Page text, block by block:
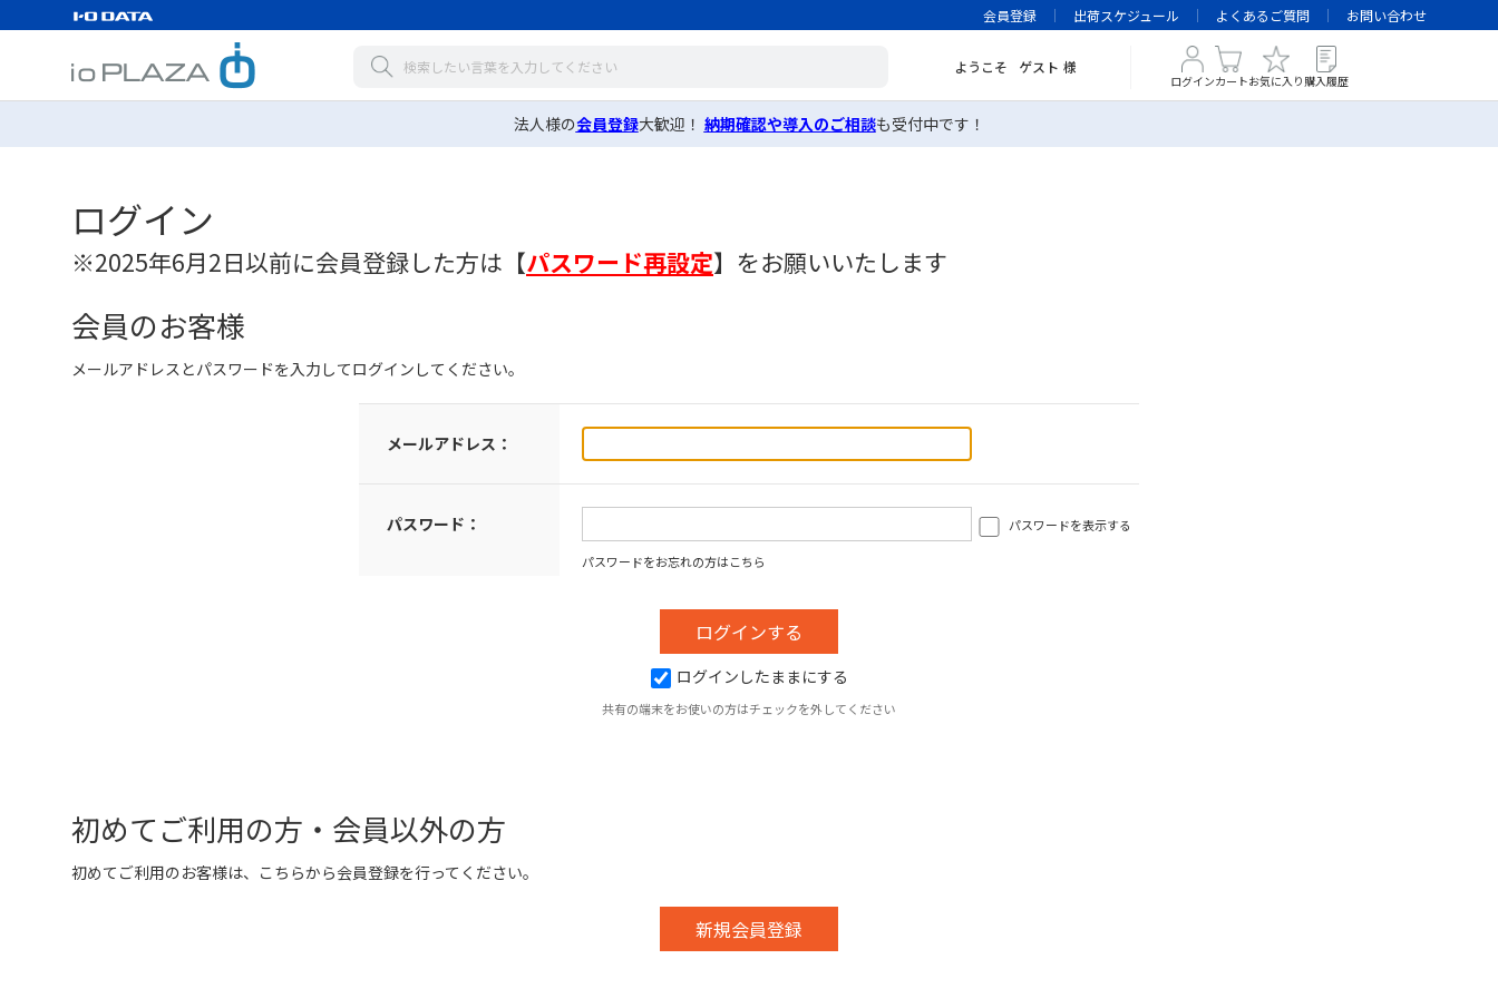
会員登録 出荷スケジュール よくあるご質問 お問い合わせ
ようこそ ゲスト 様
ログインカートお気に入り 購入履歴
法人様の会員登録大歓迎！ 納期確認や導入のご相談も受付中です！
ログイン
※2025年6月2日以前に会員登録した方は 【パスワード再設定】 をお願いいたします
会員のお客様
メールアドレスとパスワードを入力してログインしてください。
メールアドレス：
パスワード： パスワードを表示する
パスワードをお忘れの方はこちら
ログインしたままにする
共有の端末をお使いの方はチェックを外してください
初めてご利用の方・会員以外の方
初めてご利用のお客様は、こちらから会員登録を行ってください。